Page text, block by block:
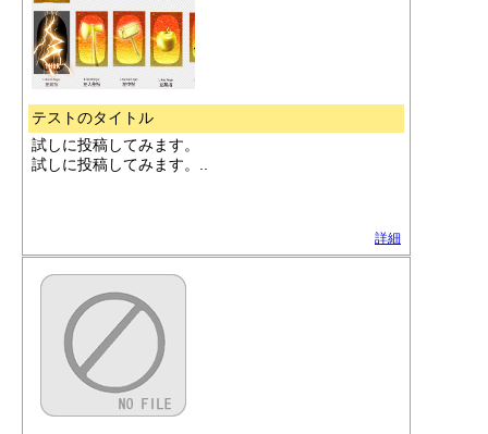
テストのタイトル
試しに投稿してみます。
試しに投稿してみます。..
詳細